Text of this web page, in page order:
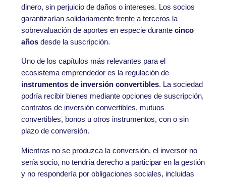
dinero, sin perjuicio de daños o intereses. Los socios
garantizarían solidariamente frente a terceros la
sobrevaluación de aportes en especie durante cinco
añosdesde la suscripción.
Uno de los capítulos más relevantes para el
ecosistema emprendedor es la regulación de
instrumentos de inversión convertibles. La sociedad
podría recibir bienes mediante opciones de suscripción,
contratos de inversión convertibles, mutuos
convertibles, bonos u otros instrumentos, con o sin
plazo de conversión.
Mientras no se produzca la conversión, el inversor no
sería socio, no tendría derecho a participar en la gestión
y no respondería por obligaciones sociales, incluidas